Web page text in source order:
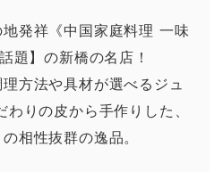
発祥《中国家庭料理 一味
題】の新橋の名店！
理方法や具材が選べるジュ
りの皮から手作りした、
相性抜群の逸品。